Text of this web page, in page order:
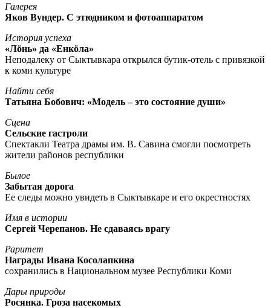
Галерея
Яков Вундер. С этюдником и фотоаппаратом
История успеха
«Лöнь» да «Енкöла»
Неподалеку от Сыктывкара открылся бутик-отель с привязкой
к коми культуре
Найти себя
Татьяна Бобович: «Модель – это состояние души»
Сцена
Сельские гастроли
Спектакли Театра драмы им. В. Савина смогли посмотреть
жители районов республики
Былое
Забытая дорога
Ее следы можно увидеть в Сыктывкаре и его окрестностях
Имя в истории
Сергей Черепанов. Не сдаваясь врагу
Раритет
Награды Ивана Косолапкина
сохранились в Национальном музее Республики Коми
Дары природы
Росянка. Гроза насекомых